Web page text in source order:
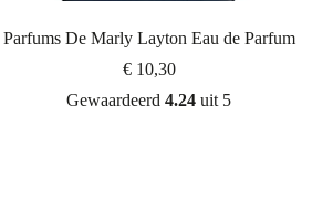
Parfums De Marly Layton Eau de Parfum
€10,30
Gewaardeerd4.24 uit 5